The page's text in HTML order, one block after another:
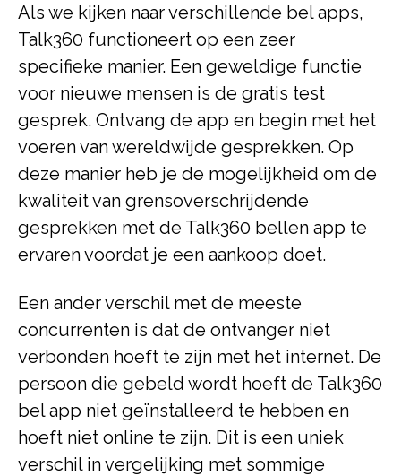
Als we kijken naar verschillende bel apps,
Talk360 functioneert op een zeer
specifieke manier. Een geweldige functie
voor nieuwe mensen is de gratis test
gesprek. Ontvang de app en begin met het
voeren van wereldwijde gesprekken. Op
deze manier heb je de mogelijkheid om de
kwaliteit van grensoverschrijdende
gesprekken met de Talk360 bellen app te
ervaren voordat je een aankoop doet.
Een ander verschil met de meeste
concurrenten is dat de ontvanger niet
verbonden hoeft te zijn met het internet. De
persoon die gebeld wordt hoeft de Talk360
bel app niet geïnstalleerd te hebben en
hoeft niet online te zijn. Dit is een uniek
verschil in vergelijking met sommige